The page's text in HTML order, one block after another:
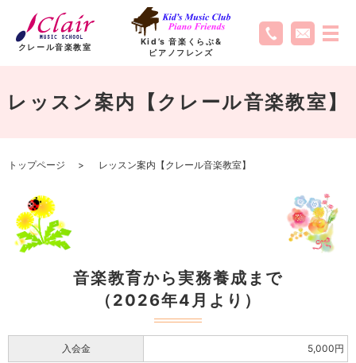
クレール音楽教室
Kid’s 音楽くらぶ&
ピアノフレンズ
レッスン案内【クレール音楽教室】
トップページ レッスン案内【クレール音楽教室】
音楽教育から実務養成まで
（2026年4月より）
入会金 5,000円